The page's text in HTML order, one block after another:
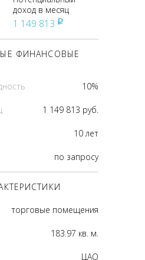
доход в месяц
1 149 813 pуб
ФИНАНСОВЫЕ
10%
1 149 813 руб.
10 лет
по запросу
торговые помещения
183.97 кв. м.
ЦАО